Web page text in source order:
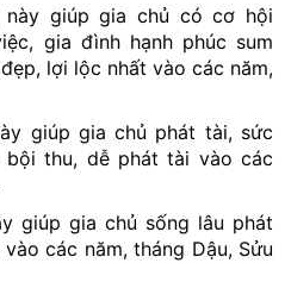
này giúp gia chủ có cơ hội
gia đình hạnh phúc sum
lợi lộc nhất vào các năm,
giúp gia chủ phát tài, sức
bội thu, dễ phát tài vào các
giúp gia chủ sống lâu phát
các năm, tháng Dậu, Sửu